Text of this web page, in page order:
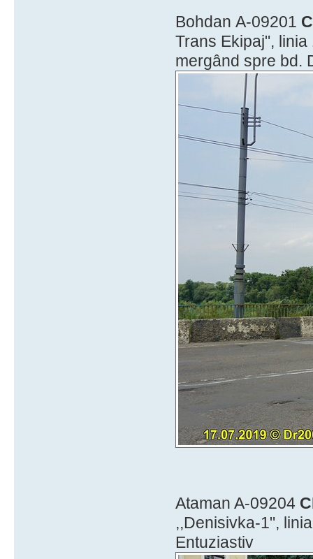
Bohdan А-09201
Trans Ekipaj",
mergând spre bd.
Ataman A-09204
,,Denisivka-1",
Entuziastiv